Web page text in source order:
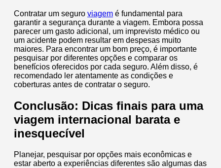
Contratar um seguro viagem é fundamental para
garantir a segurança durante a viagem. Embora possa
parecer um gasto adicional, um imprevisto médico ou
um acidente podem resultar em despesas muito
maiores. Para encontrar um bom preço, é importante
pesquisar por diferentes opções e comparar os
benefícios oferecidos por cada seguro. Além disso, é
recomendado ler atentamente as condições e
coberturas antes de contratar o seguro.
Conclusão: Dicas finais para uma
viagem internacional barata e
inesquecível
Planejar, pesquisar por opções mais econômicas e
estar aberto a experiências diferentes são algumas das